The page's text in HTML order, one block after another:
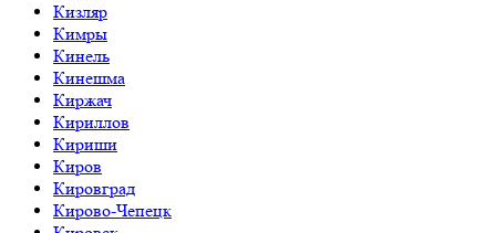
Кизляр
Кимры
Кинель
Кинешма
Киржач
Кириллов
Кириши
Киров
Кировград
Кирово-Чепецк